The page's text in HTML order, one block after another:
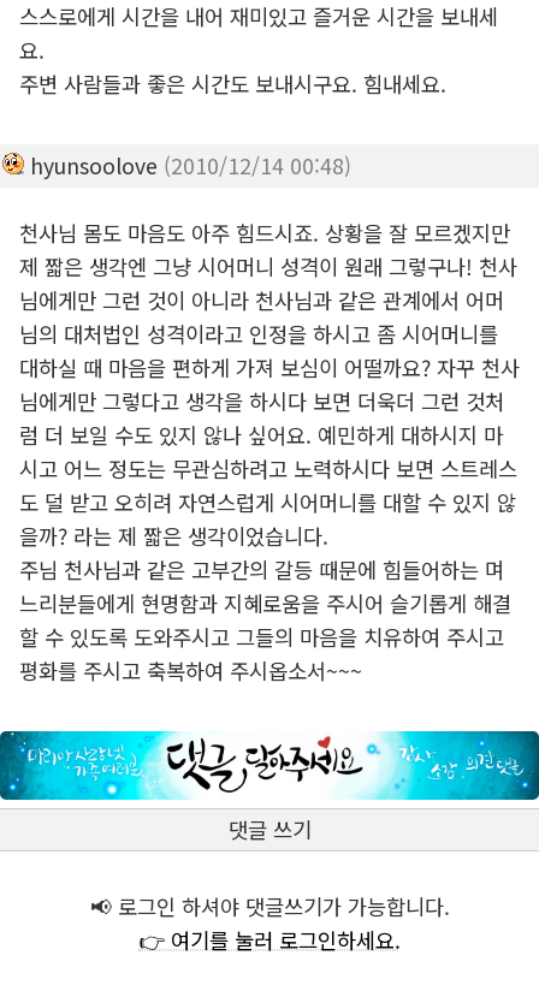
스스로에게 시간을 내어 재미있고 즐거운 시간을 보내세
요.
주변 사람들과 좋은 시간도 보내시구요. 힘내세요.
hyunsoolove (2010/12/14 00:48)
천사님 몸도 마음도 아주 힘드시죠. 상황을 잘 모르겠지만
제 짧은 생각엔 그냥 시어머니 성격이 원래 그렇구나! 천사
님에게만 그런 것이 아니라 천사님과 같은 관계에서 어머
님의 대처법인 성격이라고 인정을 하시고 좀 시어머니를
대하실 때 마음을 편하게 가져 보심이 어떨까요? 자꾸 천사
님에게만 그렇다고 생각을 하시다 보면 더욱더 그런 것처
럼 더 보일 수도 있지 않나 싶어요. 예민하게 대하시지 마
시고 어느 정도는 무관심하려고 노력하시다 보면 스트레스
도 덜 받고 오히려 자연스럽게 시어머니를 대할 수 있지 않
을까? 라는 제 짧은 생각이었습니다.
주님 천사님과 같은 고부간의 갈등 때문에 힘들어하는 며
느리분들에게 현명함과 지혜로움을 주시어 슬기롭게 해결
할 수 있도록 도와주시고 그들의 마음을 치유하여 주시고
평화를 주시고 축복하여 주시옵소서~~~
댓글 쓰기
📢 로그인 하셔야 댓글쓰기가 가능합니다.
👉 여기를 눌러 로그인하세요.